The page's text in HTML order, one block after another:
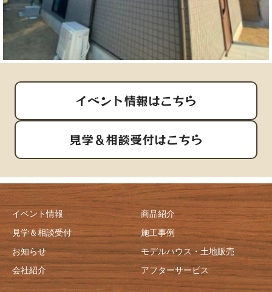
イベント情報はこちら
見学＆相談受付はこちら
イベント情報
見学＆相談受付
お知らせ
会社紹介
商品紹介
施工事例
モデルハウス・土地販売
アフターサービス